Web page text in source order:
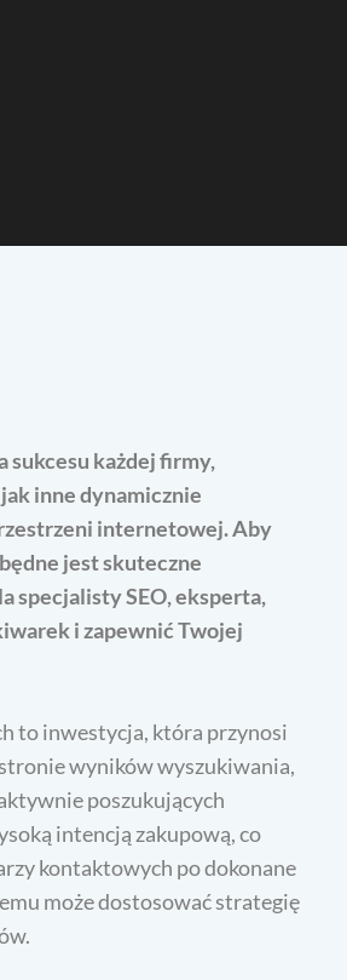
każdej firmy,
inne dynamicznie
internetowej. Aby
jest skuteczne
specjalisty SEO, eksperta,
i zapewnić Twojej
to inwestycja, która przynosi
wyników wyszukiwania,
poszukujących
intencją zakupową, co
kontaktowych po dokonane
może dostosować strategię